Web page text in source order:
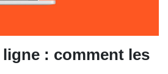
: comment les